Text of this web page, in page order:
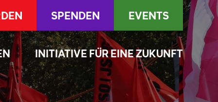
INITIATIVE FÜR EINE ZUKUNFT
SPENDEN EVENTS